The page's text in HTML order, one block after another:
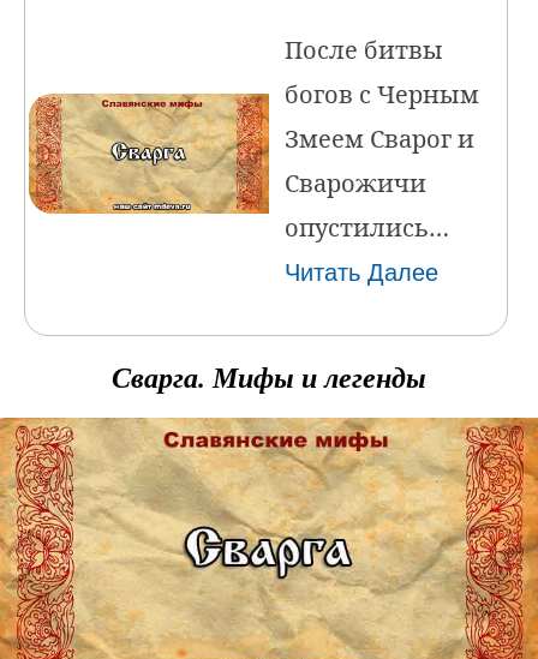
После битвы
богов с Черным
Змеем Сварог и
Сварожичи
опустились…
Читать Далее
Сварга. Мифы и легенды